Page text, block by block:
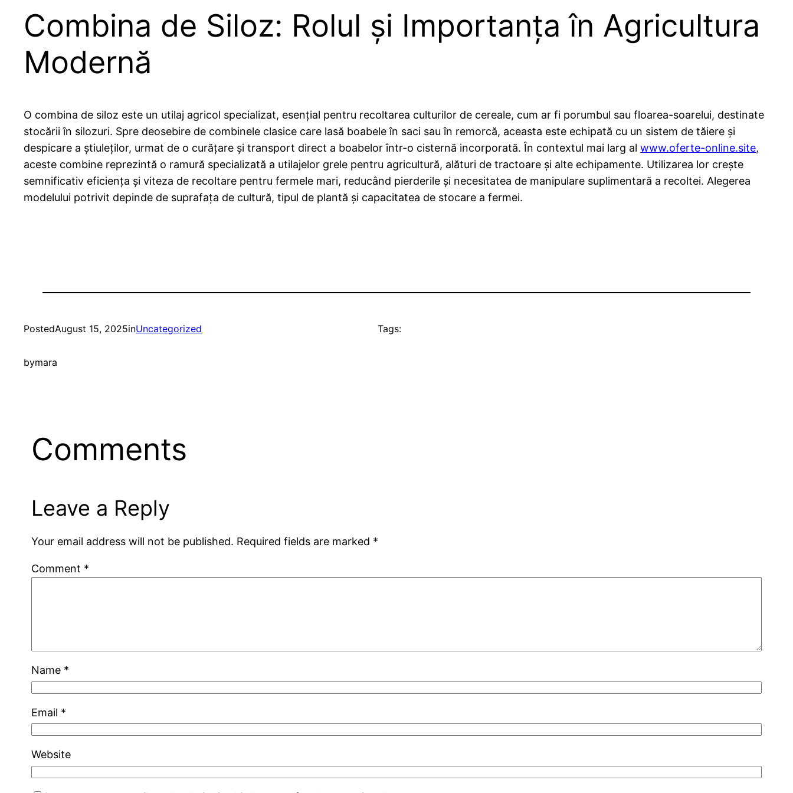
Combina de Siloz: Rolul și Importanța în Agricultura
Modernă
O combina de siloz este un utilaj agricol specializat, esențial pentru recoltarea culturilor de cereale, cum ar fi porumbul sau floarea-soarelui, destinate
stocării în silozuri. Spre deosebire de combinele clasice care lasă boabele în saci sau în remorcă, aceasta este echipată cu un sistem de tăiere și
despicare a știuleților, urmat de o curățare și transport direct a boabelor într-o cisternă incorporată. În contextul mai larg al www.oferte-online.site,
aceste combine reprezintă o ramură specializată a utilajelor grele pentru agricultură, alături de tractoare și alte echipamente. Utilizarea lor crește
semnificativ eficiența și viteza de recoltare pentru fermele mari, reducând pierderile și necesitatea de manipulare suplimentară a recoltei. Alegerea
modelului potrivit depinde de suprafața de cultură, tipul de plantă și capacitatea de stocare a fermei.
PostedAugust 15, 2025inUncategorized
bymara
Tags:
Comments
Leave a Reply
Your email address will not be published. Required fields are marked *
Comment *
Name *
Email *
Website